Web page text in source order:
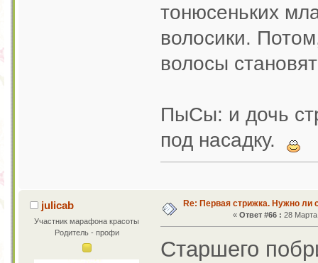
тонюсеньких
волосики.
волосы
ПыСы: и дочь
под насадку.
julicab
Участник марафона красоты
Родитель - профи
Re: Первая стрижка. Нужно ли
« Ответ #66 : 28
Старшего